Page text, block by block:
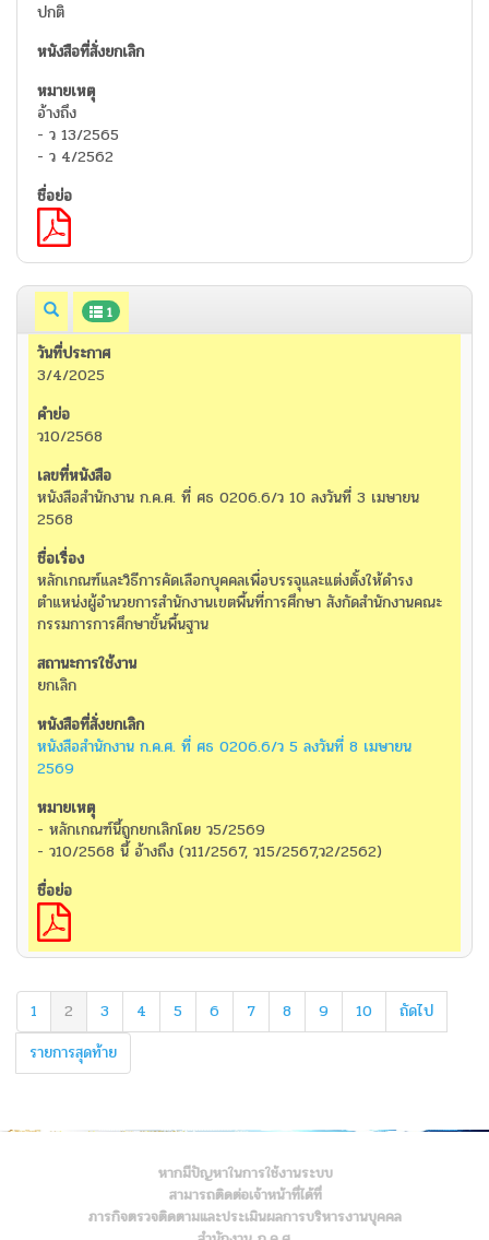
ปกติ
อ้างถึง
- ว 13/2565
- ว 4/2562
1
3/4/2025
ว10/2568
หนังสือสำนักงาน ก.ค.ศ. ที่ ศธ 0206.6/ว 10 ลงวันที่ 3 เมษายน
2568
หลักเกณฑ์และวิธีการคัดเลือกบุคคลเพื่อบรรจุและแต่งตั้งให้ดำรง
ตำแหน่งผู้อำนวยการสำนักงานเขตพื้นที่การศึกษา สังกัดสำนักงานคณะ
กรรมการการศึกษาขั้นพื้นฐาน
ยกเลิก
หนังสือสำนักงาน ก.ค.ศ. ที่ ศธ 0206.6/ว 5 ลงวันที่ 8 เมษายน
2569
- หลักเกณฑ์นี้ถูกยกเลิกโดย ว5/2569
- ว10/2568 นี้ อ้างถึง (ว11/2567, ว15/2567,ว2/2562)
1 2 3 4 5 6 7 8 9 10
ถัดไป
รายการสุดท้าย
หากมีปัญหาในการใช้งานระบบ
สามารถติดต่อเจ้าหน้าที่ได้ที่
ภารกิจตรวจติดตามและประเมินผลการบริหารงานบุคคล